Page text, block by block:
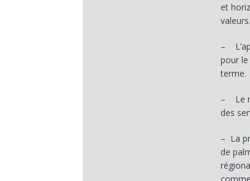
et
valeurs.
–
pour
terme.
– Le
des
– La
de